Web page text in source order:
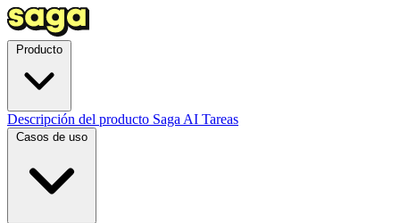
Descripción del producto Saga AI Tareas